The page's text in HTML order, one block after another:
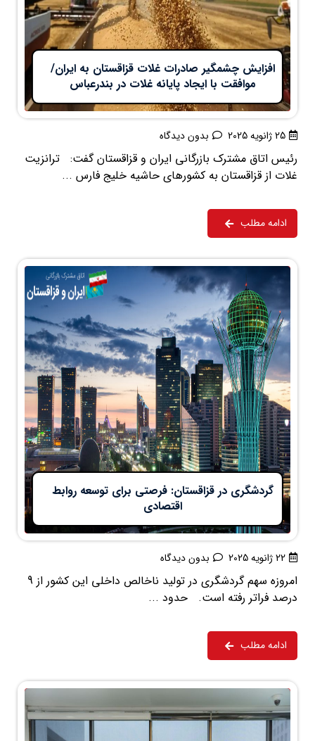
افزایش چشمگیر صادرات غلات قزاقستان به ایران/
موافقت با ایجاد پایانه غلات در بندرعباس
25 ژانویه 2025 بدون دیدگاه
رئیس اتاق مشترک بازرگانی ایران و قزاقستان گفت: ترانزیت
غلات از قزاقستان به کشورهای حاشیه خلیج فارس ...
ادامه مطلب
گردشگری در قزاقستان: فرصتی برای توسعه روابط
اقتصادی
22 ژانویه 2025 بدون دیدگاه
امروزه سهم گردشگری در تولید ناخالص داخلی این کشور از 9
درصد فراتر رفته است. حدود ...
ادامه مطلب